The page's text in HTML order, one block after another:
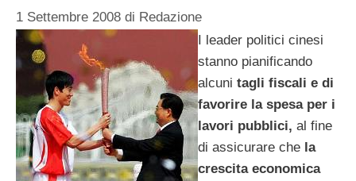
1 Settembre 2008 di Redazione
I leader politici cinesi
stanno pianificando
alcuni tagli fiscali e di
favorire la spesa per i
lavori pubblici, al fine
di assicurare che la
crescita economica